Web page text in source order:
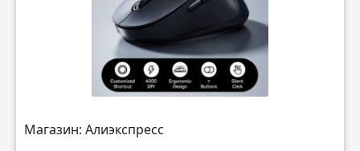
Магазин: Алиэкспресс